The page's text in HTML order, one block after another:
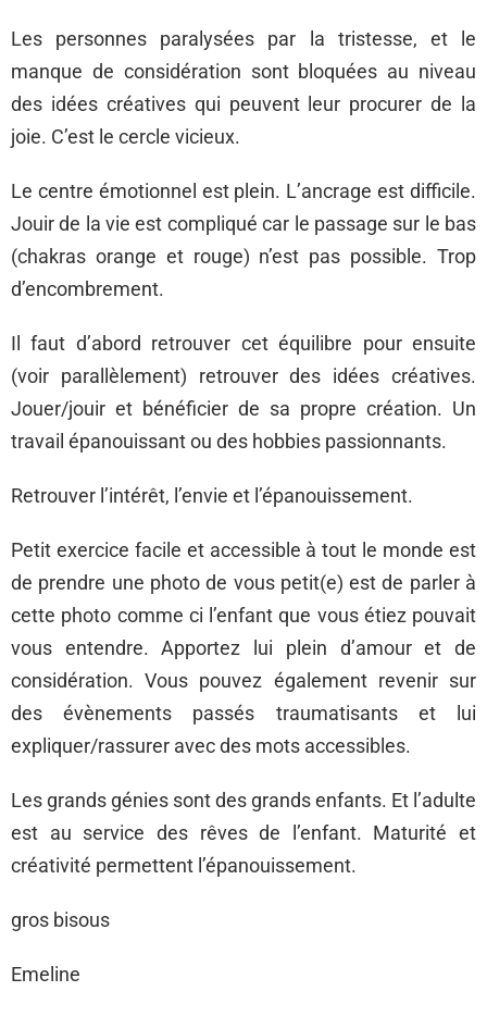
Les personnes paralysées par la tristesse, et le
manque de considération sont bloquées au niveau
des idées créatives qui peuvent leur procurer de la
joie. C’est le cercle vicieux.
Le centre émotionnel est plein. L’ancrage est difficile.
Jouir de la vie est compliqué car le passage sur le bas
(chakras orange et rouge) n’est pas possible. Trop
d’encombrement.
Il faut d’abord retrouver cet équilibre pour ensuite
(voir parallèlement) retrouver des idées créatives.
Jouer/jouir et bénéficier de sa propre création. Un
travail épanouissant ou des hobbies passionnants.
Retrouver l’intérêt, l’envie et l’épanouissement.
Petit exercice facile et accessible à tout le monde est
de prendre une photo de vous petit(e) est de parler à
cette photo comme ci l’enfant que vous étiez pouvait
vous entendre. Apportez lui plein d’amour et de
considération. Vous pouvez également revenir sur
des évènements passés traumatisants et lui
expliquer/rassurer avec des mots accessibles.
Les grands génies sont des grands enfants. Et l’adulte
est au service des rêves de l’enfant. Maturité et
créativité permettent l’épanouissement.
gros bisous
Emeline